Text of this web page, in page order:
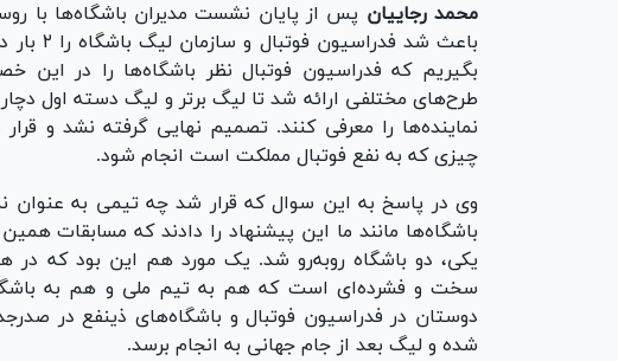
محمد رجاییان پس از پایان نشست مدیران باشگاه‌ها با
باعث
طرح‌های مختلفی ارائه شد تا لیگ برتر و لیگ دسته اول
نماینده‌ها را معرفی کنند. تصمیم نهایی گرفته نشد و
چیزی که به نفع فوتبال مملکت است انجام شود.
باشگاه‌ها مانند ما این پیشنهاد را دادند که مسابقات
یکی، دو باشگاه رو‌به‌رو شد. یک مورد هم این بود که در
سخت و فشرده‌ای است که هم به تیم ملی و هم به
دوستان در فدراسیون فوتبال و باشگاه‌های ذینفع در
شده و لیگ بعد از جام جهانی به انجام برسد.